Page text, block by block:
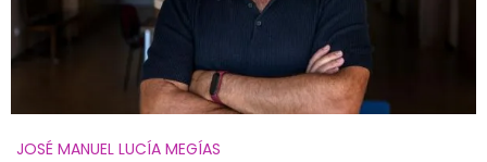
JOSÉ MANUEL LUCÍA MEGÍAS